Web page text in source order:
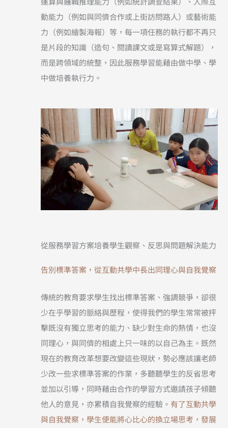
動能力（例如與同儕合作或上街訪問路人）或藝術能
力（例如繪製海報）等，每一項任務的執行都不再只
是片段的知識（造句、閱讀課文或是寫算式解題），
而是跨領域的統整，因此服務學習能藉由做中學、學
中做培養執行力。
從服務學習方案培養學生觀察、反思與問題解決能力
告別標準答案，從互動共學中長出同理心與自我覺察
傳統的教育要求學生找出標準答案、強調競爭，卻很
少在乎學習的脈絡與歷程，使得我們的學生常常被抨
擊既沒有獨立思考的能力、缺少對生命的熱情，也沒
同理心，與同儕的相處上只一味的以自己為主。既然
現在的教育改革想要改變這些現狀，勢必應該讓老師
少改一些求標準答案的作業，多聽聽學生的反省思考
並加以引導，同時藉由合作的學習方式邀請孩子傾聽
他人的意見，亦累積自我覺察的經驗。 有了互動共學
與自我覺察，學生便能將心比心的換立場思考，發展